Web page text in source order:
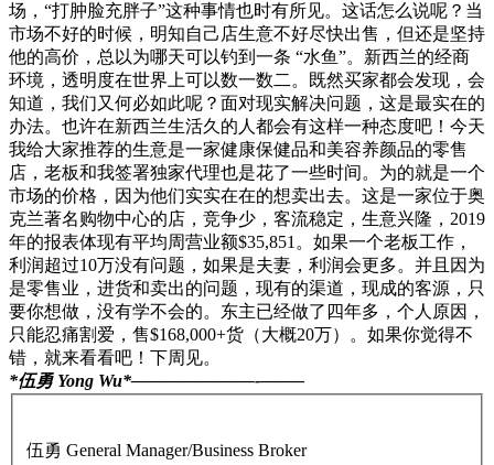
场，“打肿脸充胖子”这种事情也时有所见。这话怎么说呢？当
市场不好的时候，明知自己店生意不好尽快出售，但还是坚持
他的高价，总以为哪天可以钓到一条 “水鱼”。新西兰的经商
环境，透明度在世界上可以数一数二。既然买家都会发现，会
知道，我们又何必如此呢？面对现实解决问题，这是最实在的
办法。也许在新西兰生活久的人都会有这样一种态度吧！ 今天
我给大家推荐的生意是一家健康保健品和美容养颜品的零售
店，老板和我签署独家代理也是花了一些时间。为的就是一个
市场的价格，因为他们实实在在的想卖出去。这是一家位于奥
克兰著名购物中心的店，竞争少，客流稳定，生意兴隆，2019
年的报表体现有平均周营业额$35,851。如果一个老板工作，
利润超过10万没有问题，如果是夫妻，利润会更多。并且因为
是零售业，进货和卖出的问题，现有的渠道，现成的客源，只
要你想做，没有学不会的。东主已经做了四年多，个人原因，
只能忍痛割爱，售$168,000+货（大概20万）。如果你觉得不
错，就来看看吧！下周见。
*伍勇 Yong Wu*———————-——–
伍勇 General Manager/Business Broker